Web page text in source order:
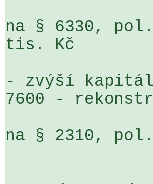
na § 6330,
tis. Kč
- zvýší
7600 -
na § 2310,